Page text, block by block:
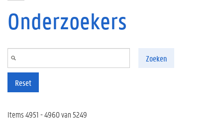
Onderzoekers
Zoeken
Reset
Items 4951 - 4960 van 5249